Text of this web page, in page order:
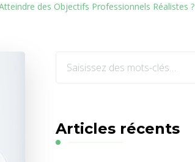
des Objectifs Professionnels Réalistes ?
Vous
?
Articles récents